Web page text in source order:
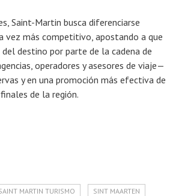
Saint-Martin busca diferenciarse
vez más competitivo, apostando a que
destino por parte de la cadena de
operadores y asesores de viaje—
y en una promoción más efectiva de
de la región.
MARTIN TURISMO SINT MAARTEN